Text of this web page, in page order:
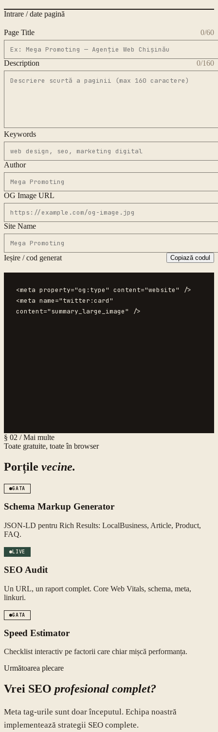
Intrare / date pagină
Page Title 0/60
Description 0/160
Keywords
Author
OG Image URL
Site Name
Ieșire / cod generat Copiază codul
<meta property="og:type" content="website" />
<meta name="twitter:card"
content="summary_large_image" />
§ 02 / Mai multe
Toate gratuite, toate în browser
Porțile vecine.
GATA
Schema Markup Generator
JSON-LD pentru Rich Results: LocalBusiness, Article, Product,
FAQ.
LIVE
SEO Audit
Un URL, un raport complet. Core Web Vitals, schema, meta,
linkuri.
GATA
Speed Estimator
Checklist interactiv pe factorii care chiar mișcă performanța.
Următoarea plecare
Vrei SEO profesional complet?
Meta tag-urile sunt doar începutul. Echipa noastră
implementează strategii SEO complete.